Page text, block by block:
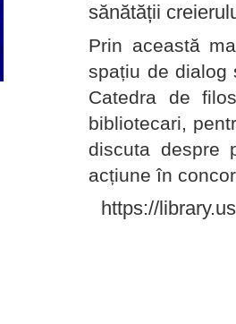
sănătății
Prin această
spațiu de dialog
Catedra de
bibliotecari,
discuta despre
acțiune în
https://